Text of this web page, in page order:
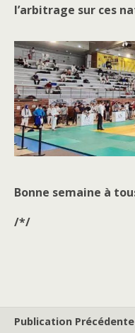
l’arbitrage sur ces
Bonne semaine à
/*/
Publication Précédente